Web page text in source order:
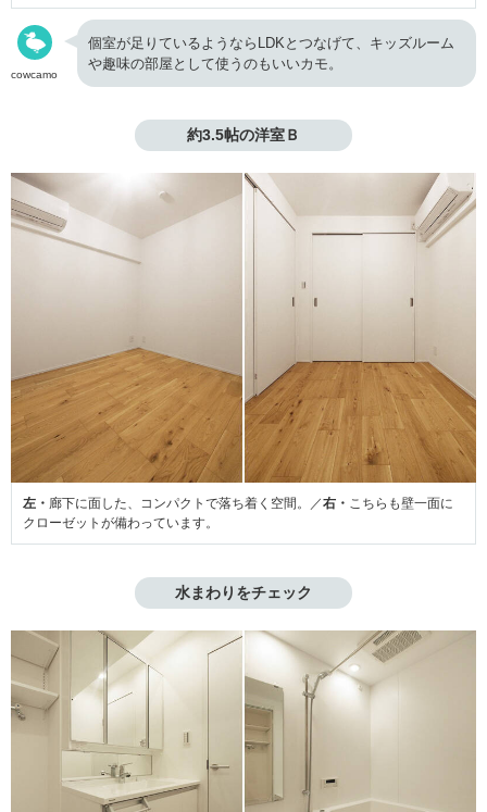
cowcamo
個室が足りているようならLDKとつなげて、キッズルーム
や趣味の部屋として使うのもいいカモ。
約3.5帖の洋室Ｂ
左・ 廊下に面した、コンパクトで落ち着く空間。／右・ こちらも壁一面に
クローゼットが備わっています。
水まわりをチェック